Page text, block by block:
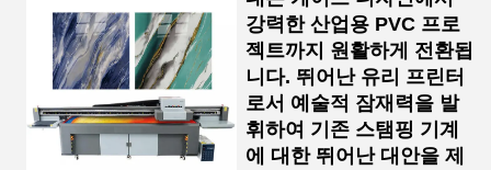
강력한 산업용 PVC 프로
젝트까지 원활하게 전환됩
니다. 뛰어난 유리 프린터
로서 예술적 잠재력을 발
휘하여 기존 스탬핑 기계
에 대한 뛰어난 대안을 제